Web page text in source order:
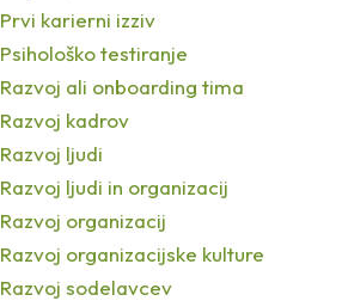
Prvi karierni izziv
Psihološko testiranje
Razvoj ali onboarding tima
Razvoj kadrov
Razvoj ljudi
Razvoj ljudi in organizacij
Razvoj organizacij
Razvoj organizacijske kulture
Razvoj sodelavcev